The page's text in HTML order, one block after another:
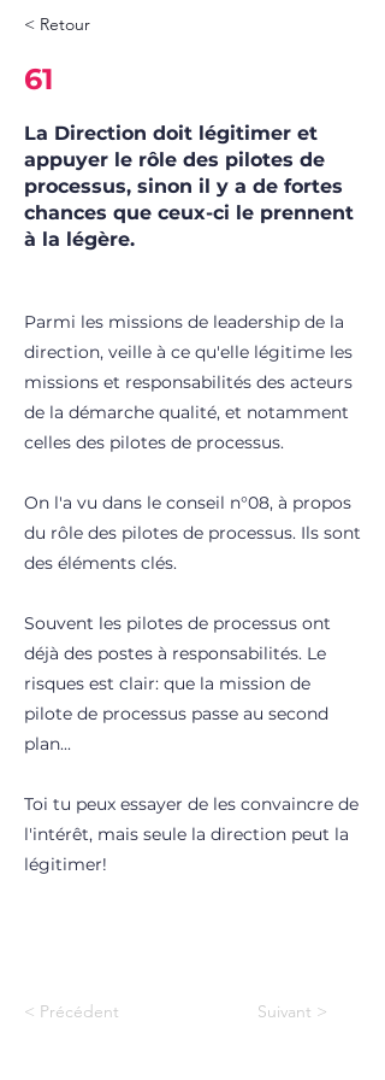
< Retour
61
La Direction doit légitimer et
appuyer le rôle des pilotes de
processus, sinon il y a de fortes
chances que ceux-ci le prennent
à la légère.
Parmi les missions de leadership de la
direction, veille à ce qu'elle légitime les
missions et responsabilités des acteurs
de la démarche qualité, et notamment
celles des pilotes de processus.
On l'a vu dans le conseil n°08, à propos
du rôle des pilotes de processus. Ils sont
des éléments clés.
Souvent les pilotes de processus ont
déjà des postes à responsabilités. Le
risques est clair: que la mission de
pilote de processus passe au second
plan...
Toi tu peux essayer de les convaincre de
l'intérêt, mais seule la direction peut la
légitimer!
< Précédent Suivant >